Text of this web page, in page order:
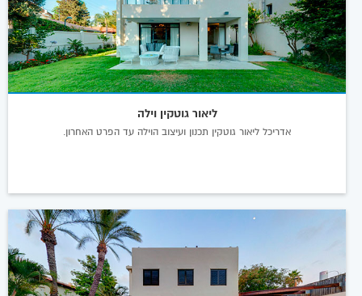
ליאור גוטקין וילה
אדריכל ליאור גוטקין תכנון ועיצוב הוילה עד הפרט האחרון.